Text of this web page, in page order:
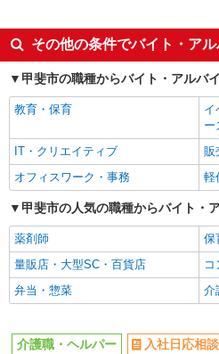
未経験歓迎
ミ
ボーナス・賞与あり
車
交通費支給
産休・育休取得実績あり
その他の条件でバイト・ア
甲斐市の職種からバイト・アルバ
教育・保育
イ
ー
IT・クリエイティブ
販
オフィスワーク・事務
軽
甲斐市の人気の職種からバイト・
薬剤師
保
量販店・大型SC・百貨店
コ
弁当・惣菜
介
介護職・ヘルパー 入社日応相談